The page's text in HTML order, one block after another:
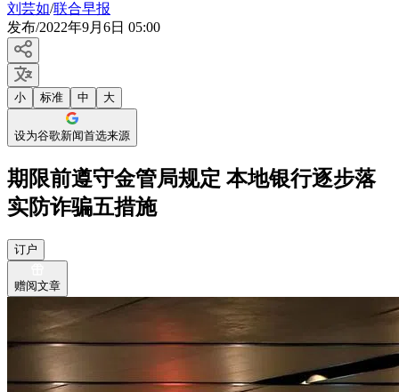
刘芸如/联合早报
发布/2022年9月6日 05:00
小 标准 中 大
设为谷歌新闻首选来源
期限前遵守金管局规定 本地银行逐步落
实防诈骗五措施
订户
赠阅文章